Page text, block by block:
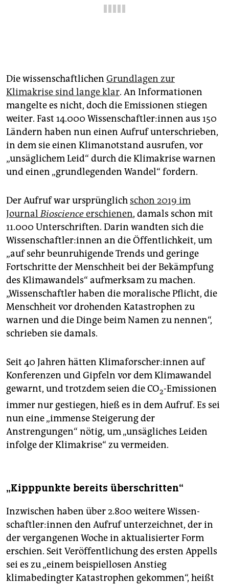
Die wissenschaftlichen Grundlagen zur
Klimakrise sind lange klar. An Informationen
mangelte es nicht, doch die Emissionen stiegen
weiter. Fast 14.000 Wis­sen­schaft­le­r:in­nen aus 150
Ländern haben nun einen Aufruf unterschrieben,
in dem sie einen Klimanotstand ausrufen, vor
„unsäglichem Leid“ durch die Klimakrise warnen
und einen „grundlegenden Wandel“ fordern.
Der Aufruf war ursprünglich schon 2019 im
JournalBioscienceerschienen, damals schon mit
11.000 Unterschriften. Darin wandten sich die
Wis­sen­schaft­le­r:in­nen an die Öffentlichkeit, um
„auf sehr beunruhigende Trends und geringe
Fortschritte der Menschheit bei der Bekämpfung
des Klimawandels“ aufmerksam zu machen.
„Wissenschaftler haben die moralische Pflicht, die
Menschheit vor drohenden Katastrophen zu
warnen und die Dinge beim Namen zu nennen“,
schrieben sie damals.
Seit 40 Jahren hätten Kli­ma­for­sche­r:in­nen auf
Konferenzen und Gipfeln vor dem Klimawandel
gewarnt, und trotzdem seien die CO2-Emissionen
immer nur gestiegen, hieß es in dem Aufruf. Es sei
nun eine „immense Steigerung der
Anstrengungen“ nötig, um „unsägliches Leiden
infolge der Klimakrise“ zu vermeiden.
„Kipppunkte bereits überschritten“
Inzwischen haben über 2.800 weitere Wis­sen­
schaft­le­r:in­nen den Aufruf unterzeichnet, der in
der vergangenen Woche in aktualisierter Form
erschien. Seit Veröffentlichung des ersten Appells
sei es zu „einem beispiellosen Anstieg
klimabedingter Katastrophen gekommen“, heißt